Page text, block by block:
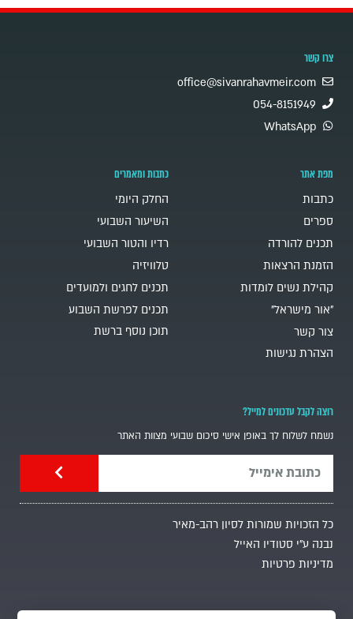
צרו קשר
office@sivanrahavmeir.com
054-8151949
WhatsApp
מפת אתר
כתבות
ספרים
תכנים להורדה
הזמנת הרצאות
קהילת נשים לומדות
"אור מישראל"
צור קשר
הצהרת נגישות
כתבות ומאמרים
החלק היומי
השיעור השבועי
רדיו והטור השבועי
טלוויזיה
תכנים לחגים ולמועדים
תכנים לפרשת השבוע
תוכן נוסף ברשת
רוצה לקבל עדכונים למייל?
נשמח לשלוח לך באופן אישי סיכום שבועי מצוות האתר
כל הזכויות שמורות לסיון רהב-מאיר
נבנה ע"י סטודיו האייל
מדיניות פרטיות